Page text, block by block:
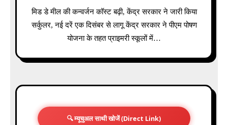
मिड डे मील की कन्वर्जन कॉस्ट बढ़ी, केंद्र सरकार ने जारी किया
सर्कुलर, नई दरें एक दिसंबर से लागू केंद्र सरकार ने पीएम पोषण
योजना के तहत प्राइमरी स्कूलों में…
🔍 म्यूचुअल साथी खोजें (Direct Link)